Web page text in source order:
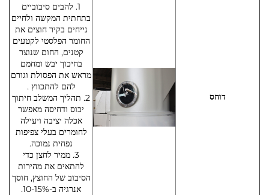
דוחס
1. להבים סיבוביים
בתחתית המקשה ולחיים
נייחים בקיר חוצים את
החומר הפלסטי לקטעים
קטנים, החום שנוצר
בחיכוך יבש ומחמם
מראש את הפסולת וגורם
להם להתכווץ .
2. תהליך המשלב חיתוך
יבוס ודחיסה מאפשר
אכלה יציבה ויעילה
לחומרים בעלי צפיפות
נפחית נמוכה.
3. ממיר לחצן כדי
להתאים את מהירות
הסיבוב של החוצץ, חוסך
אנרגיה ב-10-15%.